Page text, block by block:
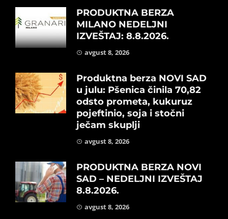
PRODUKTNA BERZA
MILANO NEDELJNI
IZVEŠTAJ: 8.8.2026.
avgust 8, 2026
Produktna berza NOVI SAD
u julu: Pšenica činila 70,82
odsto prometa, kukuruz
pojeftinio, soja i stočni
ječam skuplji
avgust 8, 2026
PRODUKTNA BERZA NOVI
SAD – NEDELJNI IZVEŠTAJ
8.8.2026.
avgust 8, 2026